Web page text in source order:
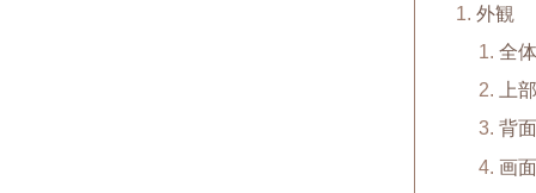
外観
全体
上部
背面
画面